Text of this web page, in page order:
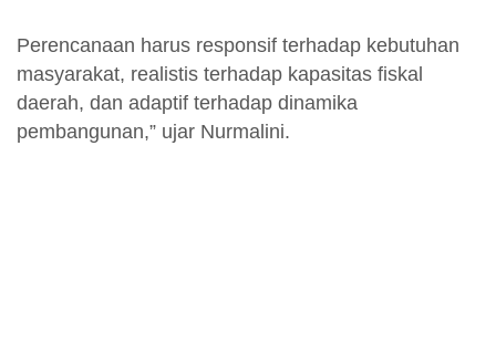
Perencanaan harus responsif terhadap kebutuhan
masyarakat, realistis terhadap kapasitas fiskal
daerah, dan adaptif terhadap dinamika
pembangunan,” ujar Nurmalini.